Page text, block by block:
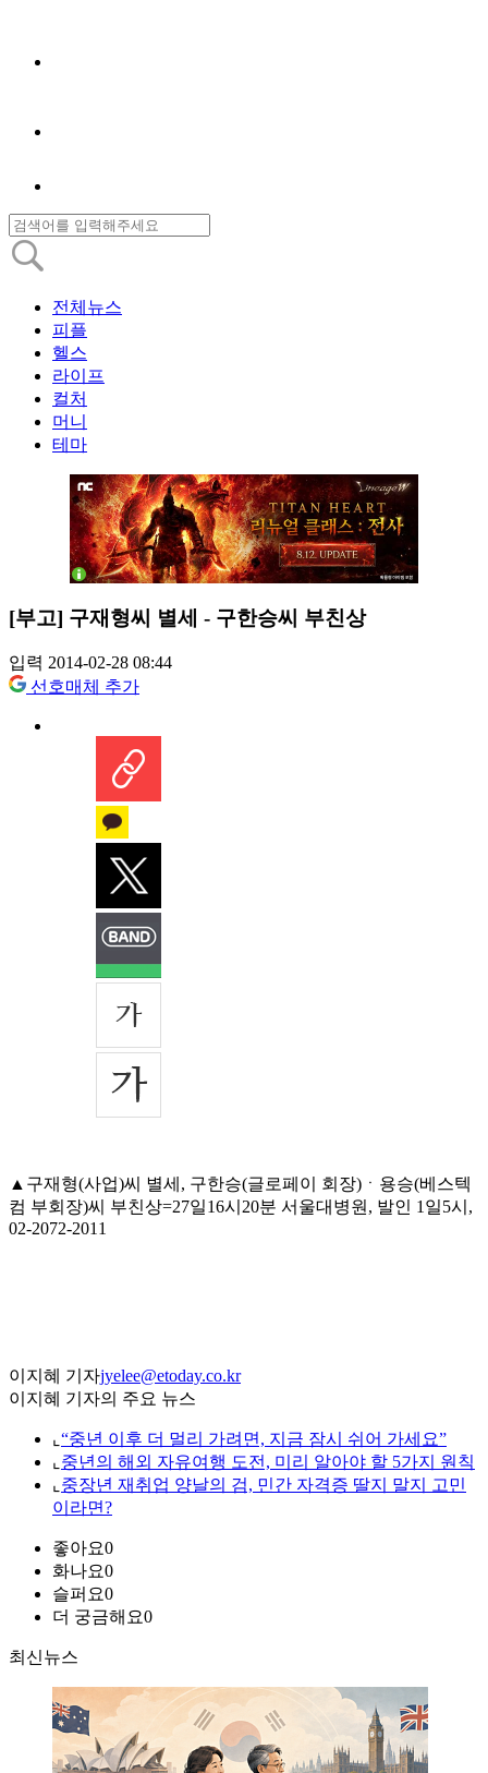
전체뉴스
피플
헬스
라이프
컬처
머니
테마
[부고] 구재형씨 별세 - 구한승씨 부친상
입력 2014-02-28 08:44
선호매체 추가
▲구재형(사업)씨 별세, 구한승(글로페이 회장)ㆍ용승(베스텍
컴 부회장)씨 부친상=27일16시20분 서울대병원, 발인 1일5시,
02-2072-2011
이지혜 기자jyelee@etoday.co.kr
이지혜 기자의 주요 뉴스
⌞ “중년 이후 더 멀리 가려면, 지금 잠시 쉬어 가세요”
⌞ 중년의 해외 자유여행 도전, 미리 알아야 할 5가지 원칙
⌞ 중장년 재취업 양날의 검, 민간 자격증 딸지 말지 고민
이라면?
좋아요0
화나요0
슬퍼요0
더 궁금해요0
최신뉴스